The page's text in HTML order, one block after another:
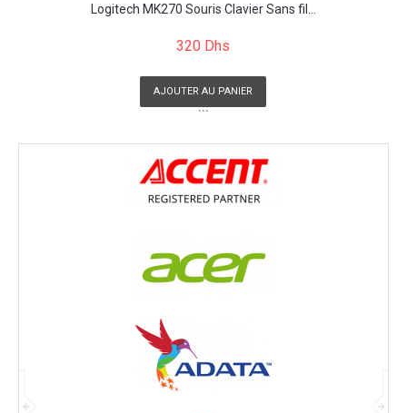
Logitech MK270 Souris Clavier Sans fil...
320 Dhs
AJOUTER AU PANIER
```